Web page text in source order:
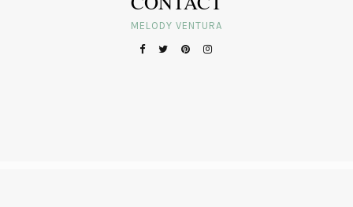
MELODY VENTURA